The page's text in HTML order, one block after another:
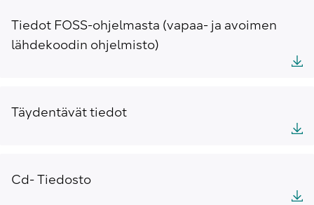
Tiedot FOSS-ohjelmasta (vapaa- ja avoimen
lähdekoodin ohjelmisto)
Täydentävät tiedot
Cd- Tiedosto